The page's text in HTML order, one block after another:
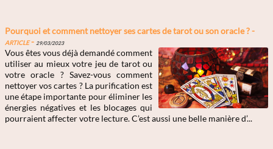
Pourquoi et comment nettoyer ses cartes de tarot ou son oracle ? -
Article- 29/03/2023
Vous êtes vous déjà demandé comment
utiliser au mieux votre jeu de tarot ou
votre oracle ? Savez-vous comment
nettoyer vos cartes ? La purification est
une étape importante pour éliminer les
énergies négatives et les blocages qui
pourraient affecter votre lecture. C’est aussi une belle manière d’...